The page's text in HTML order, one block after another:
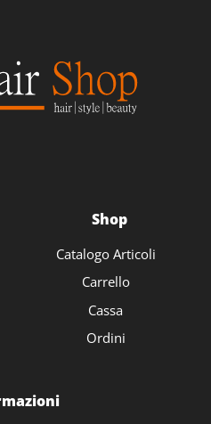
Shop
Catalogo Articoli
Carrello
Cassa
Ordini